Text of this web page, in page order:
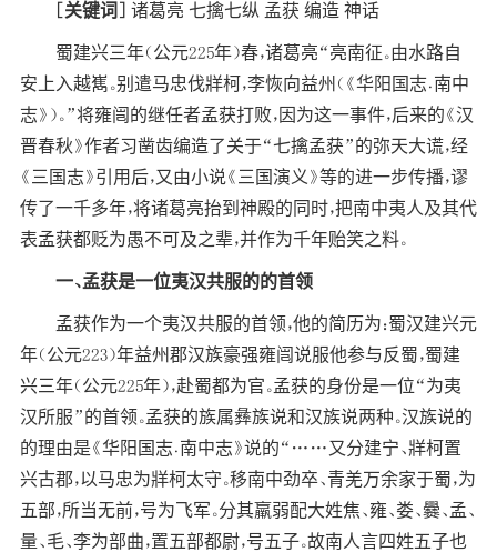
[关键词] 诸葛亮 七擒七纵 孟获 编造 神话
蜀建兴三年（公元225年）春，诸葛亮“亮南征。由水路自
安上入越嶲。别遣马忠伐牂柯，李恢向益州（《华阳国志﹒南中
志》）。”将雍闿的继任者孟获打败，因为这一事件，后来的《汉
晋春秋》作者习凿齿编造了关于“七擒孟获”的弥天大谎，经
《三国志》引用后，又由小说《三国演义》等的进一步传播，谬
传了一千多年，将诸葛亮抬到神殿的同时，把南中夷人及其代
表孟获都贬为愚不可及之辈，并作为千年贻笑之料。
一、孟获是一位夷汉共服的的首领
孟获作为一个夷汉共服的首领，他的简历为：蜀汉建兴元
年（公元223）年益州郡汉族豪强雍闿说服他参与反蜀，蜀建
兴三年（公元225年），赴蜀都为官。孟获的身份是一位“为夷
汉所服”的首领。孟获的族属彝族说和汉族说两种。汉族说的
的理由是《华阳国志﹒南中志》说的“……又分建宁、牂柯置
兴古郡，以马忠为牂柯太守。移南中劲卒、青羌万余家于蜀，为
五部，所当无前，号为飞军。分其羸弱配大姓焦、雍、娄、爨、孟、
量、毛、李为部曲，置五部都尉，号五子。故南人言四姓五子也